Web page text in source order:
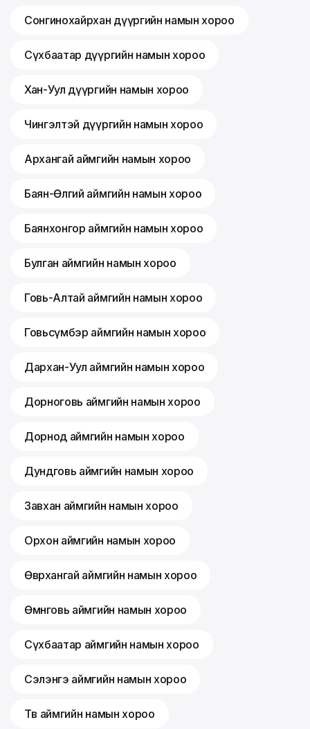
Сонгинохайрхан дүүргийн намын хороо
Сүхбаатар дүүргийн намын хороо
Хан-Уул дүүргийн намын хороо
Чингэлтэй дүүргийн намын хороо
Архангай аймгийн намын хороо
Баян-Өлгий аймгийн намын хороо
Баянхонгор аймгийн намын хороо
Булган аймгийн намын хороо
Говь-Алтай аймгийн намын хороо
Говьсүмбэр аймгийн намын хороо
Дархан-Уул аймгийн намын хороо
Дорноговь аймгийн намын хороо
Дорнод аймгийн намын хороо
Дундговь аймгийн намын хороо
Завхан аймгийн намын хороо
Орхон аймгийн намын хороо
Өвөрхангай аймгийн намын хороо
Өмнөговь аймгийн намын хороо
Сүхбаатар аймгийн намын хороо
Сэлэнгэ аймгийн намын хороо
Төв аймгийн намын хороо